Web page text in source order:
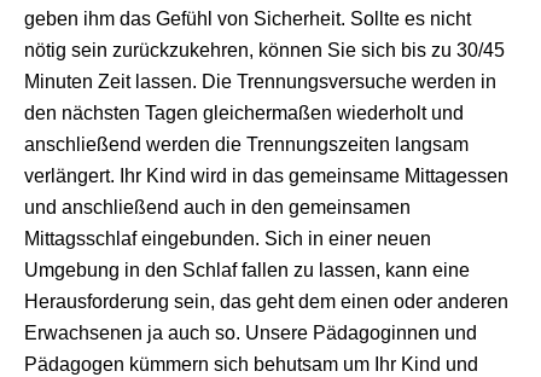
geben ihm das Gefühl von Sicherheit. Sollte es nicht
nötig sein zurückzukehren, können Sie sich bis zu 30/45
Minuten Zeit lassen. Die Trennungsversuche werden in
den nächsten Tagen gleichermaßen wiederholt und
anschließend werden die Trennungszeiten langsam
verlängert. Ihr Kind wird in das gemeinsame Mittagessen
und anschließend auch in den gemeinsamen
Mittagsschlaf eingebunden. Sich in einer neuen
Umgebung in den Schlaf fallen zu lassen, kann eine
Herausforderung sein, das geht dem einen oder anderen
Erwachsenen ja auch so. Unsere Pädagoginnen und
Pädagogen kümmern sich behutsam um Ihr Kind und